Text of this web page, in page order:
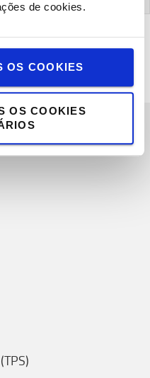
de cookies.
OS COOKIES
OS COOKIES